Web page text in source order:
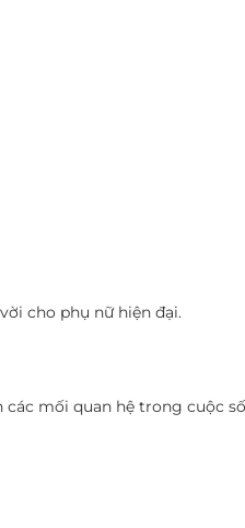
cho phụ nữ hiện đại.
mối quan hệ trong cuộc